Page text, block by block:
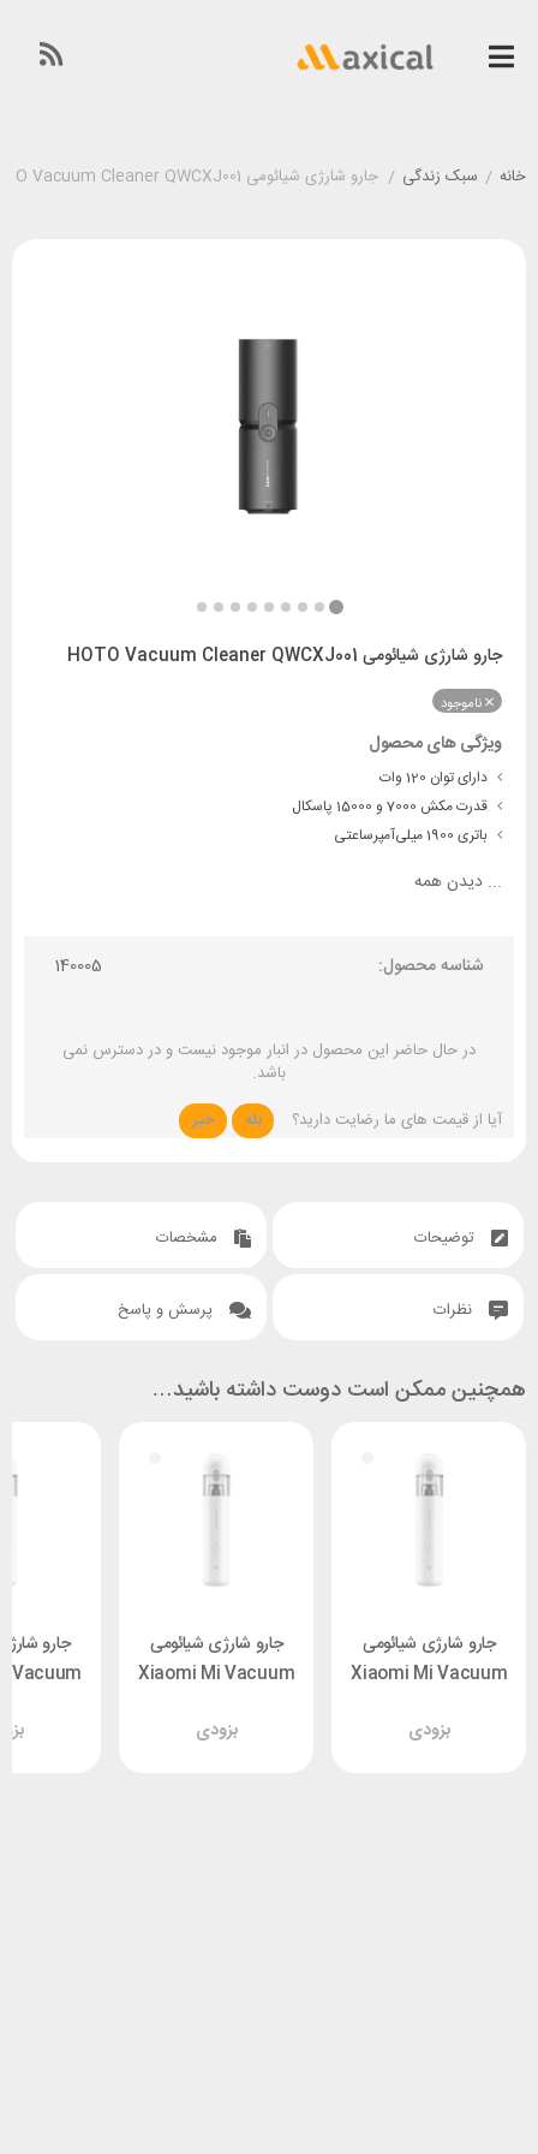
خانه / سبک زندگی / جارو شارژی شیائومی HOTO Vacuum Cleaner QWCXJ001
جارو شارژی شیائومی HOTO Vacuum Cleaner QWCXJ001
ناموجود
ویژگی های محصول
دارای توان 120 وات
قدرت مکش 7000 و 15000 پاسکال
باتری 1900 میلی‌آمپرساعتی
... دیدن همه
شناسه محصول: 140005
در حال حاضر این محصول در انبار موجود نیست و در دسترس نمی
باشد.
آیا از قیمت های ما رضایت دارید؟
بله خیر
توضیحات مشخصات
نظرات پرسش و پاسخ
همچنین ممکن است دوست داشته باشید…
جارو شارژی شیائومی
Xiaomi Mi Vacuum
بزودی
جارو شارژی شیائومی
Xiaomi Mi Vacuum
بزودی
جارو
Vacuum